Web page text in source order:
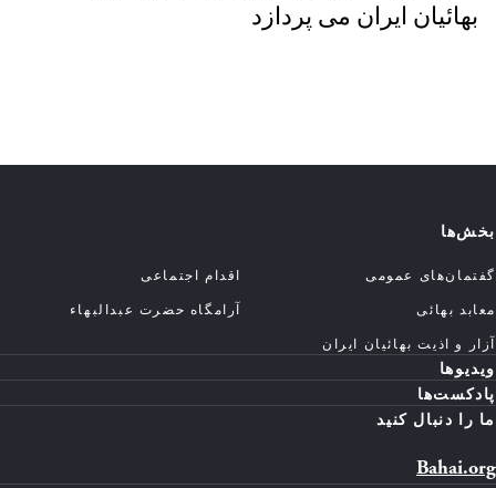
بهائیان ایران می پردازد
بخش‌ها
گفتمان‌های عمومی
اقدام اجتماعی
معابد بهائی
آرامگاه حضرت عبدالبهاء
آزار و اذیت بهائیان ایران
ویدیوها
پادکست‌ها
ما را دنبال کنید
Bahai.org